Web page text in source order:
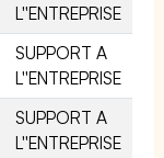
L''ENTREPRISE
SUPPORT A
L''ENTREPRISE
SUPPORT A
L''ENTREPRISE